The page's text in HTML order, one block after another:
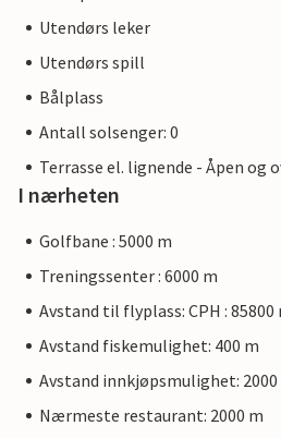
Utendørs leker
Utendørs spill
Bålplass
Antall solsenger: 0
Terrasse el. lignende - Åpen og
I nærheten
Golfbane : 5000 m
Treningssenter : 6000 m
Avstand til flyplass: CPH : 85800
Avstand fiskemulighet: 400 m
Avstand innkjøpsmulighet: 2000
Nærmeste restaurant: 2000 m